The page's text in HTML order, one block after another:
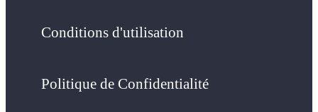
Conditions d'utilisation
Politique de Confidentialité